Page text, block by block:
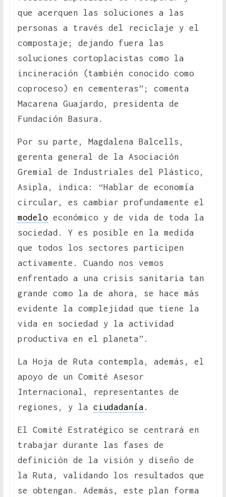
que acerquen las soluciones a las
personas a través del reciclaje y el
compostaje; dejando fuera las
soluciones cortoplacistas como la
incineración (también conocido como
coproceso) en cementeras”; comenta
Macarena Guajardo, presidenta de
Fundación Basura.
Por su parte, Magdalena Balcells,
gerenta general de la Asociación
Gremial de Industriales del Plástico,
Asipla, indica: “Hablar de economía
circular, es cambiar profundamente el
modeloeconómico y de vida de toda la
sociedad. Y es posible en la medida
que todos los sectores participen
activamente. Cuando nos vemos
enfrentado a una crisis sanitaria tan
grande como la de ahora, se hace más
evidente la complejidad que tiene la
vida en sociedad y la actividad
productiva en el planeta”.
La Hoja de Ruta contempla, además, el
apoyo de un Comité Asesor
Internacional, representantes de
regiones, y la ciudadanía .
El Comité Estratégico se centrará en
trabajar durante las fases de
definición de la visión y diseño de
la Ruta, validando los resultados que
se obtengan. Además, este plan forma